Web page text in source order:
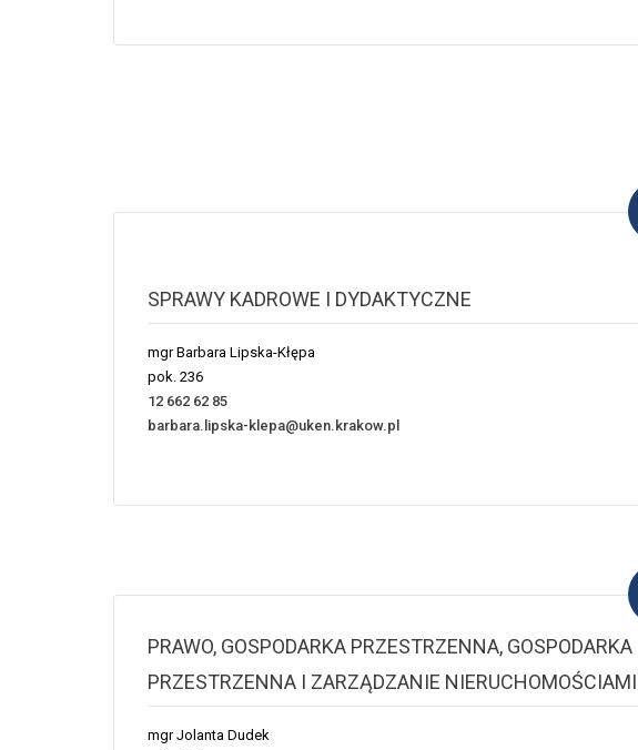
SPRAWY KADROWE I DYDAKTYCZNE
mgr Barbara Lipska-Kłępa
pok. 236
12 662 62 85
barbara.lipska-klepa@uken.krakow.pl
PRAWO, GOSPODARKA PRZESTRZENNA, GOSPODARKA
PRZESTRZENNA I ZARZĄDZANIE NIERUCHOMOŚCIAMI
mgr Jolanta Dudek